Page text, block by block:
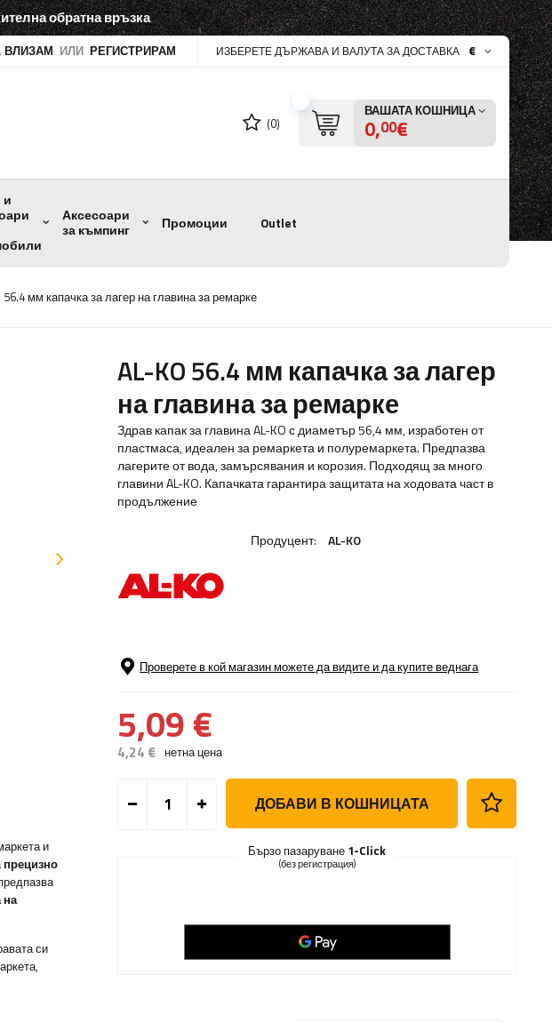
обратна връзка
ВЛИЗАМ ИЛИ РЕГИСТРИРАМ ИЗБЕРЕТЕ ДЪРЖАВА И ВАЛУТА ЗА ДОСТАВКА €
(0)
ВАШАТА КОШНИЦА
0,00€
и
Аксесоари
за къмпинг
Промоции Outlet
56.4 мм капачка за лагер на главина за ремарке
AL-KO 56.4 мм капачка за лагер
на главина за ремарке
Здрав капак за главина AL-KO с диаметър 56,4 мм, изработен от
пластмаса, идеален за ремаркета и полуремаркета. Предпазва
лагерите от вода, замърсявания и корозия. Подходящ за много
главини AL-KO. Капачката гарантира защитата на ходовата част в
продължение
Продуцент: AL-KO
Проверете в кой магазин можете да видите и да купите веднага
5,09 €
4,24 € нетна цена
ДОБАВИ В КОШНИЦАТА
Бързо пазаруване 1-Click
(без регистрация)
и
прецизно
на
си